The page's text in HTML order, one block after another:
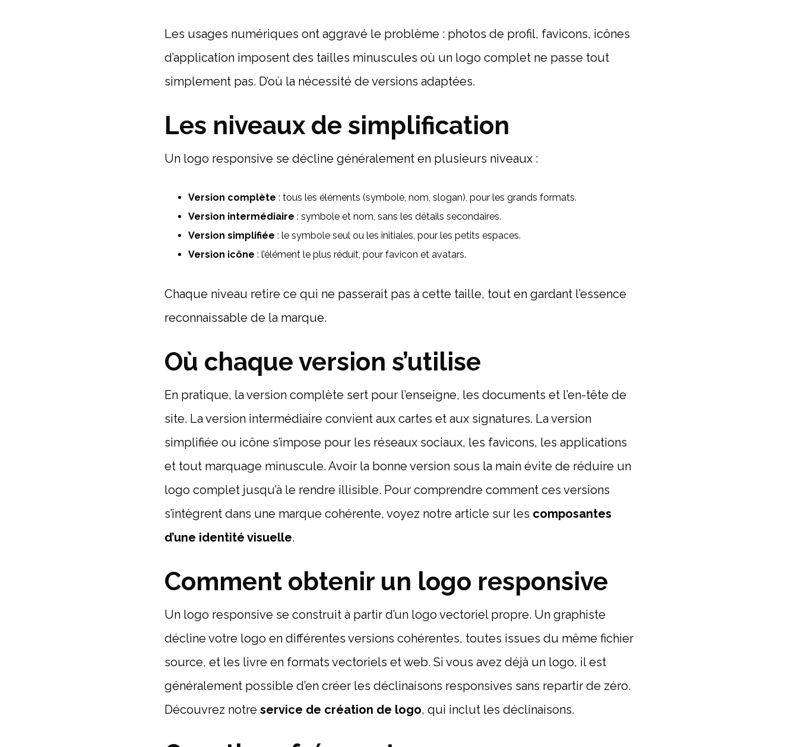
Les usages numériques ont aggravé le problème : photos de profil, favicons, icônes
d’application imposent des tailles minuscules où un logo complet ne passe tout
simplement pas. D’où la nécessité de versions adaptées.
Les niveaux de simplification
Un logo responsive se décline généralement en plusieurs niveaux :
Version complète : tous les éléments (symbole, nom, slogan), pour les grands formats.
Version intermédiaire : symbole et nom, sans les détails secondaires.
Version simplifiée : le symbole seul ou les initiales, pour les petits espaces.
Version icône : l’élément le plus réduit, pour favicon et avatars.
Chaque niveau retire ce qui ne passerait pas à cette taille, tout en gardant l’essence
reconnaissable de la marque.
Où chaque version s’utilise
En pratique, la version complète sert pour l’enseigne, les documents et l’en-tête de
site. La version intermédiaire convient aux cartes et aux signatures. La version
simplifiée ou icône s’impose pour les réseaux sociaux, les favicons, les applications
et tout marquage minuscule. Avoir la bonne version sous la main évite de réduire un
logo complet jusqu’à le rendre illisible. Pour comprendre comment ces versions
s’intègrent dans une marque cohérente, voyez notre article sur les composantes
d’une identité visuelle.
Comment obtenir un logo responsive
Un logo responsive se construit à partir d’un logo vectoriel propre. Un graphiste
décline votre logo en différentes versions cohérentes, toutes issues du même fichier
source, et les livre en formats vectoriels et web. Si vous avez déjà un logo, il est
généralement possible d’en créer les déclinaisons responsives sans repartir de zéro.
Découvrez notre service de création de logo, qui inclut les déclinaisons.